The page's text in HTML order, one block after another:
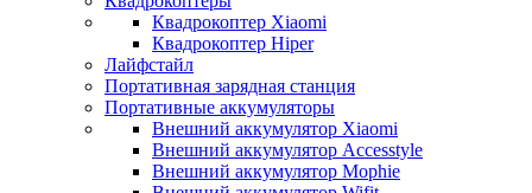
Квадрокоптер Xiaomi
Квадрокоптер Hiper
Лайфстайл
Портативная зарядная станция
Портативные аккумуляторы
Внешний аккумулятор Xiaomi
Внешний аккумулятор Accesstyle
Внешний аккумулятор Mophie